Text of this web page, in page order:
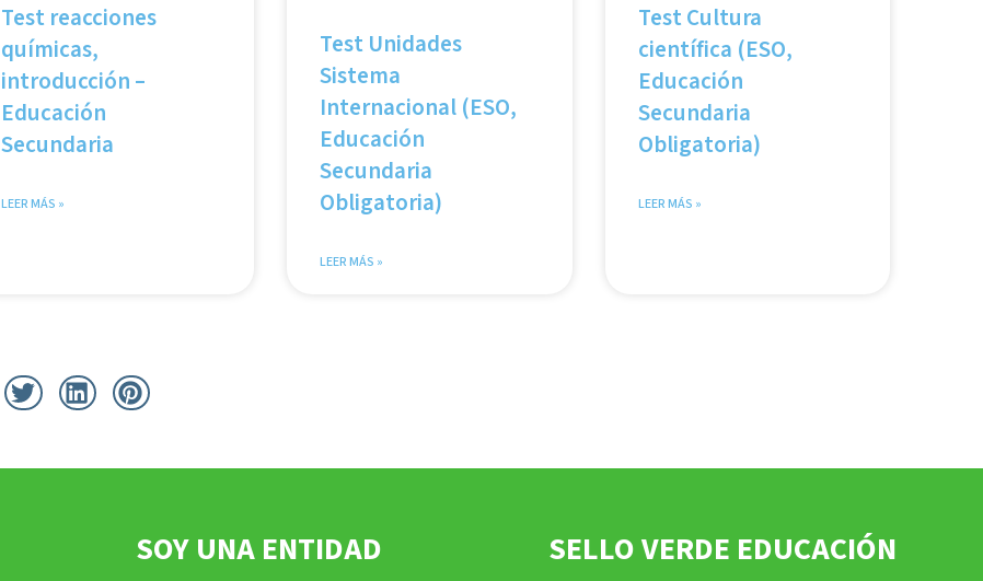
Test reacciones
químicas,
introducción –
Educación
Secundaria
LEER MÁS »
Test Unidades
Sistema
Internacional (ESO,
Educación
Secundaria
Obligatoria)
LEER MÁS »
Test Cultura
científica (ESO,
Educación
Secundaria
Obligatoria)
LEER MÁS »
SOY UNA ENTIDAD SELLO VERDE EDUCACIÓN